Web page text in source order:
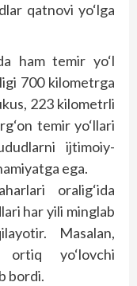
qatnovi yo‘lga
ham temir yo‘l
700 kilometrga
223 kilometrli
temir yo‘llari
ijtimoiy-
ega.
oralig‘ida
har yili minglab
Masalan,
yo‘lovchi
bordi.